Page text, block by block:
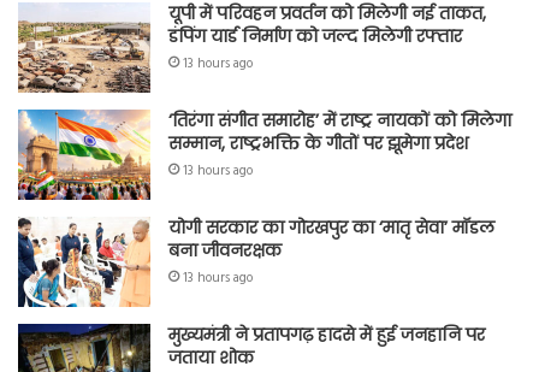
यूपी में परिवहन प्रवर्तन को मिलेगी नई ताकत,
डंपिंग यार्ड निर्माण को जल्द मिलेगी रफ्तार
13 hours ago
‘तिरंगा संगीत समारोह’ में राष्ट्र नायकों को मिलेगा
सम्मान, राष्ट्रभक्ति के गीतों पर झूमेगा प्रदेश
13 hours ago
योगी सरकार का गोरखपुर का ‘मातृ सेवा’ मॉडल
बना जीवनरक्षक
13 hours ago
मुख्यमंत्री ने प्रतापगढ़ हादसे में हुई जनहानि पर
जताया शोक